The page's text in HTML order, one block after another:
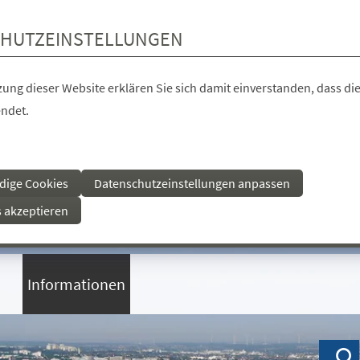
dieser Website erklären Sie sich damit einverstanden, dass
Cookies
Datenschutzeinstellungen anpassen
akzeptieren
Informationen